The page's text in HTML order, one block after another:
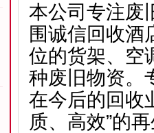
本公司专注废
围诚信回收酒
位的货架、空
种废旧物资。
在今后的回收
质、高效”的